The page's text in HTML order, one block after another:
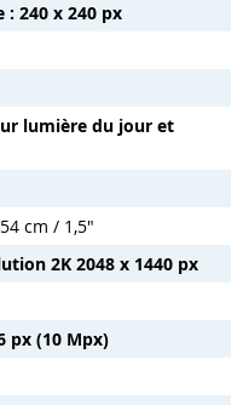
240 x 240 px
lumière du jour et
cm / 1,5"
2K 2048 x 1440 px
px (10 Mpx)